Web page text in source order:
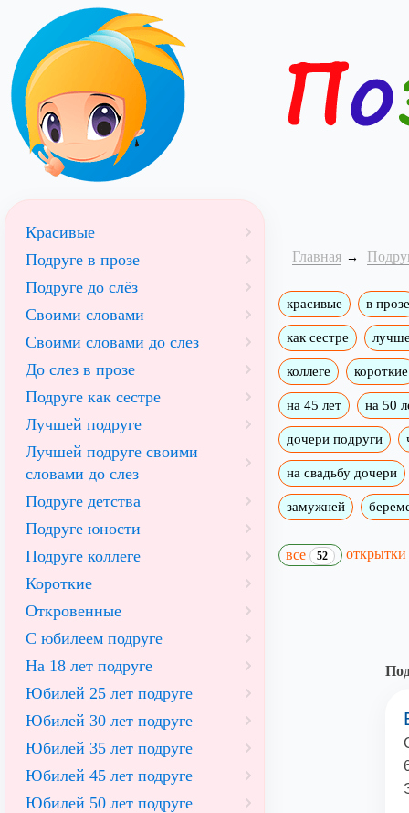
Главная
красивые в прозе
как сестре
коллеге короткие
на 45 лет на 50
дочери подруги
на свадьбу дочери
замужней
все 52 открытки
Красивые
Подруге в прозе
Подруге до слёз
Своими словами
Своими словами до слез
До слез в прозе
Подруге как сестре
Лучшей подруге
Лучшей подруге своими
словами до слез
Подруге детства
Подруге юности
Подруге коллеге
Короткие
Откровенные
С юбилеем подруге
На 18 лет подруге
Юбилей 25 лет подруге
Юбилей 30 лет подруге
Юбилей 35 лет подруге
Юбилей 45 лет подруге
Юбилей 50 лет подруге